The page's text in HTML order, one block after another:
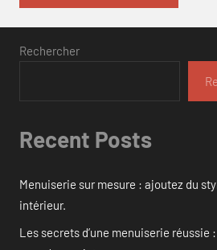
Rechercher
Recent Posts
Menuiserie sur mesure : ajoutez du
intérieur.
Les secrets d’une menuiserie réussie